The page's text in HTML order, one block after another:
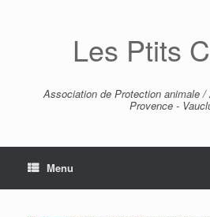
Les Ptits
Association de Protection animale
Provence -
Menu